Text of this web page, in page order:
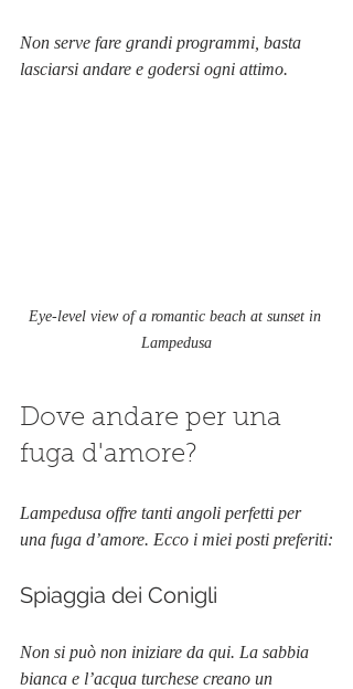
Non serve fare grandi programmi, basta
lasciarsi andare e godersi ogni attimo.
Eye-level view of a romantic beach at sunset in
Lampedusa
Dove andare per una
fuga d'amore?
Lampedusa offre tanti angoli perfetti per
una fuga d’amore. Ecco i miei posti preferiti:
Spiaggia dei Conigli
Non si può non iniziare da qui. La sabbia
bianca e l’acqua turchese creano un